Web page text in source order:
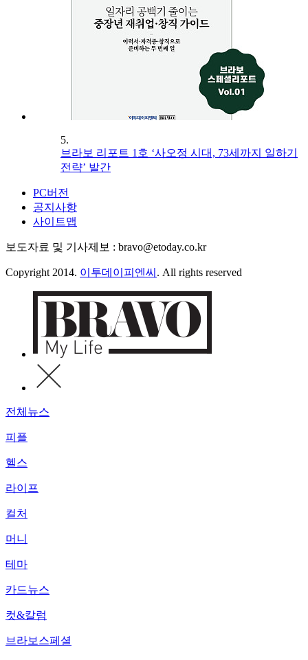
5.
브라보 리포트 1호 ‘사오정 시대, 73세까지 일하기
전략’ 발간
PC버전
공지사항
사이트맵
보도자료 및 기사제보 : bravo@etoday.co.kr
Copyright 2014. 이투데이피엔씨 . All rights reserved
전체뉴스
피플
헬스
라이프
컬처
머니
테마
카드뉴스
컷&칼럼
브라보스페셜